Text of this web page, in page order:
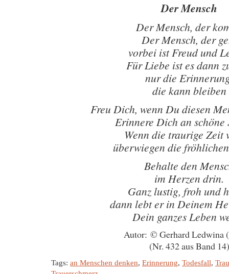
Der Mensch
Der Mensch, der
Der Mensch, der
vorbei ist Freud und
Für Liebe ist es dann
nur die
die kann bleiben
Freu Dich, wenn Du diesen
Erinnere Dich an schöne
Wenn die traurige Zeit
überwiegen die
Behalte den
im Herzen drin.
Ganz lustig, froh und
dann lebt er in Deinem
Dein ganzes Leben
Autor: © Gerhard Ledwina
(Nr. 432 aus Band 14)
Tags: an Menschen denken, Erinnerung, Todesfall,